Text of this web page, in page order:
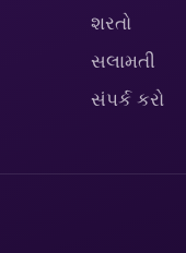
શરતો
સલામતી
સંપર્ક કરો